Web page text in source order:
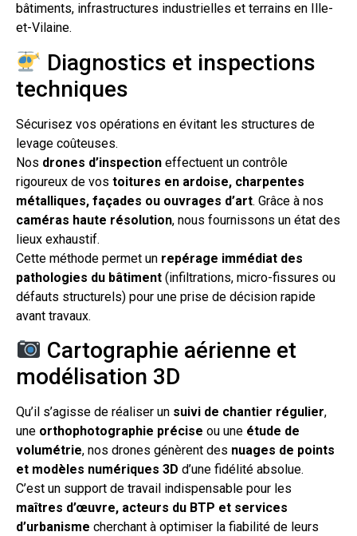
bâtiments, infrastructures industrielles et terrains en Ille-
et-Vilaine.
Diagnostics et inspections
techniques
Sécurisez vos opérations en évitant les structures de
levage coûteuses.
Nos drones d’inspection effectuent un contrôle
rigoureux de vos toitures en ardoise, charpentes
métalliques, façades ou ouvrages d’art. Grâce à nos
caméras haute résolution, nous fournissons un état des
lieux exhaustif.
Cette méthode permet un repérage immédiat des
pathologies du bâtiment (infiltrations, micro-fissures ou
défauts structurels) pour une prise de décision rapide
avant travaux.
Cartographie aérienne et
modélisation 3D
Qu’il s’agisse de réaliser un suivi de chantier régulier,
une orthophotographie précise ou une étude de
volumétrie, nos drones génèrent des nuages de points
et modèles numériques 3D d’une fidélité absolue.
C’est un support de travail indispensable pour les
maîtres d’œuvre, acteurs du BTP et services
d’urbanisme cherchant à optimiser la fiabilité de leurs